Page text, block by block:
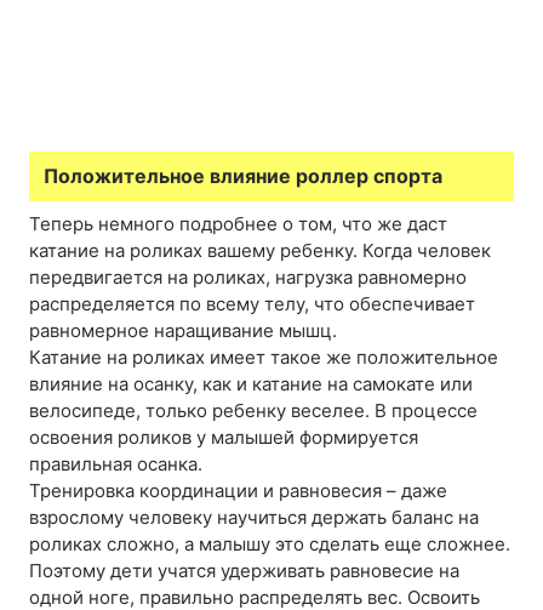
Положительное влияние роллер спорта
Теперь немного подробнее о том, что же даст
катание на роликах вашему ребенку. Когда человек
передвигается на роликах, нагрузка равномерно
распределяется по всему телу, что обеспечивает
равномерное наращивание мышц.
Катание на роликах имеет такое же положительное
влияние на осанку, как и катание на самокате или
велосипеде, только ребенку веселее. В процессе
освоения роликов у малышей формируется
правильная осанка.
Тренировка координации и равновесия – даже
взрослому человеку научиться держать баланс на
роликах сложно, а малышу это сделать еще сложнее.
Поэтому дети учатся удерживать равновесие на
одной ноге, правильно распределять вес. Освоить